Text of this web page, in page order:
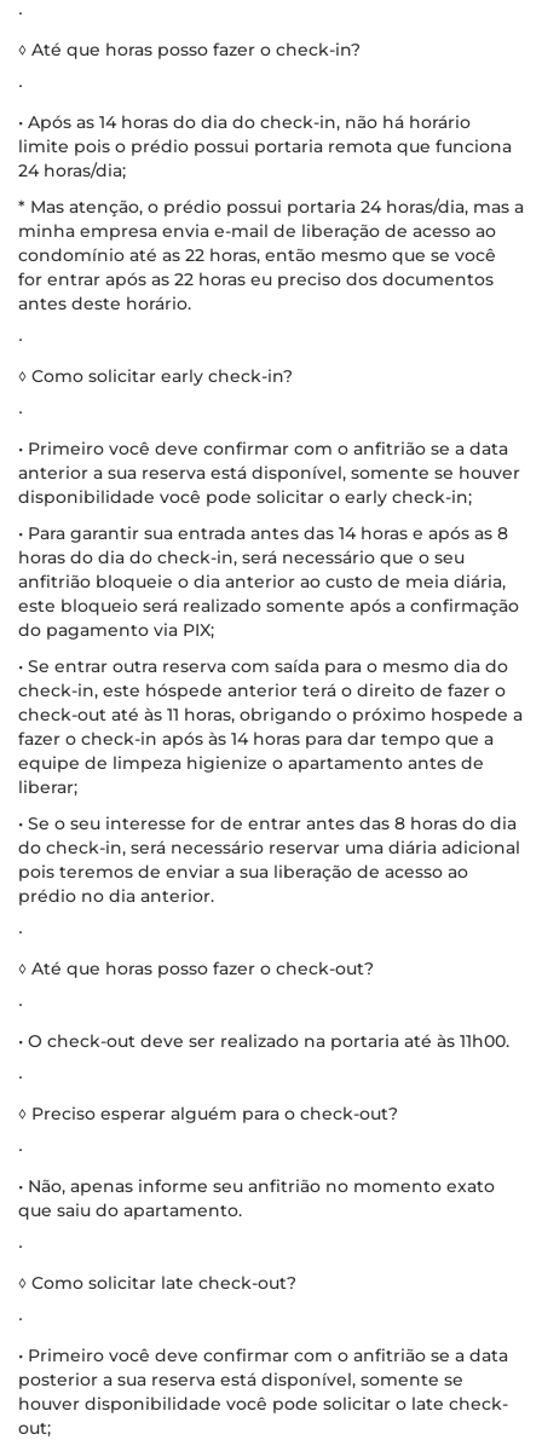
∙
◊ Até que horas posso fazer o check-in?
∙
• Após as 14 horas do dia do check-in, não há horário
limite pois o prédio possui portaria remota que funciona
24 horas/dia;
* Mas atenção, o prédio possui portaria 24 horas/dia, mas a
minha empresa envia e-mail de liberação de acesso ao
condomínio até as 22 horas, então mesmo que se você
for entrar após as 22 horas eu preciso dos documentos
antes deste horário.
∙
◊ Como solicitar early check-in?
∙
• Primeiro você deve confirmar com o anfitrião se a data
anterior a sua reserva está disponível, somente se houver
disponibilidade você pode solicitar o early check-in;
• Para garantir sua entrada antes das 14 horas e após as 8
horas do dia do check-in, será necessário que o seu
anfitrião bloqueie o dia anterior ao custo de meia diária,
este bloqueio será realizado somente após a confirmação
do pagamento via PIX;
• Se entrar outra reserva com saída para o mesmo dia do
check-in, este hóspede anterior terá o direito de fazer o
check-out até às 11 horas, obrigando o próximo hospede a
fazer o check-in após às 14 horas para dar tempo que a
equipe de limpeza higienize o apartamento antes de
liberar;
• Se o seu interesse for de entrar antes das 8 horas do dia
do check-in, será necessário reservar uma diária adicional
pois teremos de enviar a sua liberação de acesso ao
prédio no dia anterior.
∙
◊ Até que horas posso fazer o check-out?
∙
• O check-out deve ser realizado na portaria até às 11h00.
∙
◊ Preciso esperar alguém para o check-out?
∙
• Não, apenas informe seu anfitrião no momento exato
que saiu do apartamento.
∙
◊ Como solicitar late check-out?
∙
• Primeiro você deve confirmar com o anfitrião se a data
posterior a sua reserva está disponível, somente se
houver disponibilidade você pode solicitar o late check-
out;